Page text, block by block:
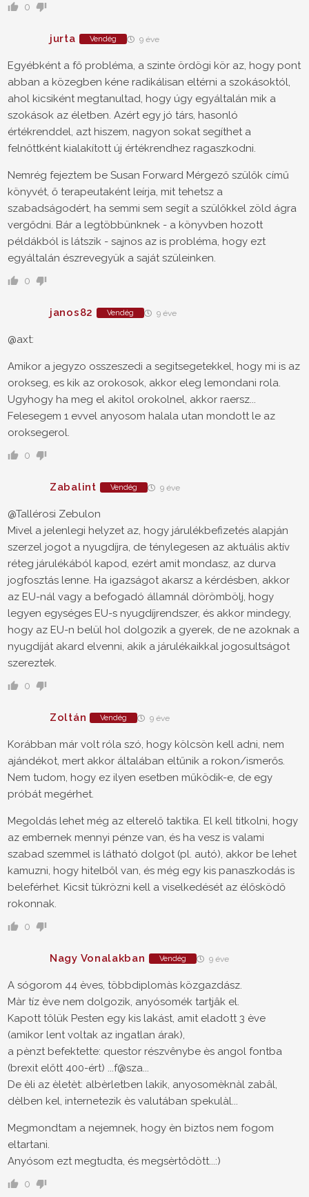
0
jurta Vendég 9 éve
Egyébként a fő probléma, a szinte ördögi kör az, hogy pont
abban a közegben kéne radikálisan eltérni a szokásoktól,
ahol kicsiként megtanultad, hogy úgy egyáltalán mik a
szokások az életben. Azért egy jó társ, hasonló
értékrenddel, azt hiszem, nagyon sokat segíthet a
felnőttként kialakított új értékrendhez ragaszkodni.
Nemrég fejeztem be Susan Forward Mérgező szülők című
könyvét, ő terapeutaként leírja, mit tehetsz a
szabadságodért, ha semmi sem segít a szülőkkel zöld ágra
vergődni. Bár a legtöbbünknek - a könyvben hozott
példákból is látszik - sajnos az is probléma, hogy ezt
egyáltalán észrevegyük a saját szüleinken.
0
janos82 Vendég 9 éve
@axt:
Amikor a jegyzo osszeszedi a segitsegetekkel, hogy mi is az
orokseg, es kik az orokosok, akkor eleg lemondani rola.
Ugyhogy ha meg el akitol orokolnel, akkor raersz...
Felesegem 1 evvel anyosom halala utan mondott le az
oroksegerol.
0
Zabalint Vendég 9 éve
@Tallérosi Zebulon
Mivel a jelenlegi helyzet az, hogy járulékbefizetés alapján
szerzel jogot a nyugdíjra, de ténylegesen az aktuális aktív
réteg járulékából kapod, ezért amit mondasz, az durva
jogfosztás lenne. Ha igazságot akarsz a kérdésben, akkor
az EU-nál vagy a befogadó államnál dörömbölj, hogy
legyen egységes EU-s nyugdíjrendszer, és akkor mindegy,
hogy az EU-n belül hol dolgozik a gyerek, de ne azoknak a
nyugdíját akard elvenni, akik a járulékaikkal jogosultságot
szereztek.
0
Zoltán Vendég 9 éve
Korábban már volt róla szó, hogy kölcsön kell adni, nem
ajándékot, mert akkor általában eltűnik a rokon/ismerős.
Nem tudom, hogy ez ilyen esetben működik-e, de egy
próbát megérhet.
Megoldás lehet még az elterelő taktika. El kell titkolni, hogy
az embernek mennyi pénze van, és ha vesz is valami
szabad szemmel is látható dolgot (pl. autó), akkor be lehet
kamuzni, hogy hitelből van, és még egy kis panaszkodás is
beleférhet. Kicsit tükrözni kell a viselkedését az élősködő
rokonnak.
0
Nagy Vonalakban Vendég 9 éve
A sógorom 44 èves, többdiplomàs közgazdász.
Màr tíz ève nem dolgozik, anyósomék tartjâk el.
Kapott tôlük Pesten egy kis lakást, amit eladott 3 ève
(amikor lent voltak az ingatlan árak),
a pènzt befektette: questor részvênybe ès angol fontba
(brexit előtt 400-ért) ...f@sza...
De èli az èletèt: albèrletben lakik, anyosomèknàl zabâl,
dèlben kel, internetezik ès valutában spekulàl...
Megmondtam a nejemnek, hogy èn biztos nem fogom
eltartani.
Anyósom ezt megtudta, és megsèrtôdött...:)
0